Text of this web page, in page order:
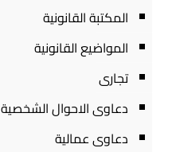
المكتبة القانونية
المواضيع القانونية
تجارى
دعاوى الاحوال الشخصية
دعاوى عمالية